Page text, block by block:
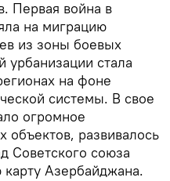
Первая война в
на миграцию
из зоны боевых
урбанизации стала
на фоне
системы. В свое
огромное
развивалось
Советского союза
Азербайджана.